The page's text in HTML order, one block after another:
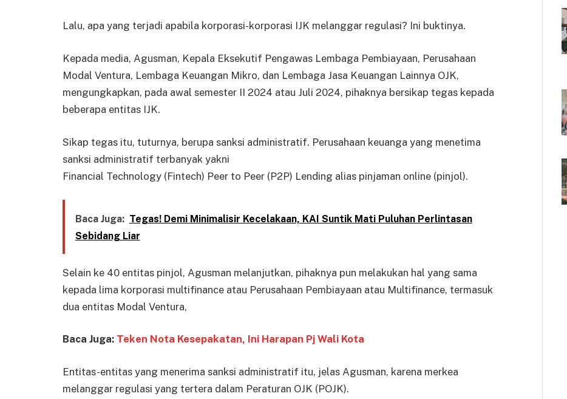
Lalu, apa yang terjadi apabila korporasi-korporasi IJK melanggar regulasi? Ini buktinya.
Kepada media, Agusman, Kepala Eksekutif Pengawas Lembaga Pembiayaan, Perusahaan
Modal Ventura, Lembaga Keuangan Mikro, dan Lembaga Jasa Keuangan Lainnya OJK,
mengungkapkan, pada awal semester II 2024 atau Juli 2024, pihaknya bersikap tegas kepada
beberapa entitas IJK.
Sikap tegas itu, tuturnya, berupa sanksi administratif. Perusahaan keuanga yang menetima
sanksi administratif terbanyak yakni
Financial Technology (Fintech) Peer to Peer (P2P) Lending alias pinjaman online (pinjol).
Baca Juga: Tegas! Demi Minimalisir Kecelakaan, KAI Suntik Mati Puluhan Perlintasan
Sebidang Liar
Selain ke 40 entitas pinjol, Agusman melanjutkan, pihaknya pun melakukan hal yang sama
kepada lima korporasi multifinance atau Perusahaan Pembiayaan atau Multifinance, termasuk
dua entitas Modal Ventura,
Baca Juga: Teken Nota Kesepakatan, Ini Harapan Pj Wali Kota
Entitas-entitas yang menerima sanksi administratif itu, jelas Agusman, karena merkea
melanggar regulasi yang tertera dalam Peraturan OJK (POJK).